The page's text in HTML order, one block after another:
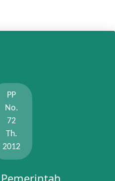
PP
No.
72
Th.
2012